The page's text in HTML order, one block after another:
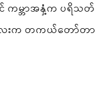
င် ကမ္ဘာအနှံ့က ပရိသတ်
လေးက တကယ်တော်တာ